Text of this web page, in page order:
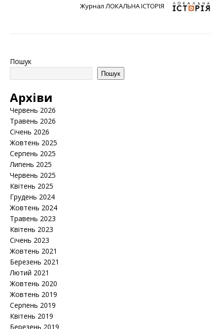
Журнал ЛОКАЛЬНА ІСТОРІЯ
Пошук
Пошук
Архіви
Червень 2026
Травень 2026
Січень 2026
Жовтень 2025
Серпень 2025
Липень 2025
Червень 2025
Квітень 2025
Грудень 2024
Жовтень 2024
Травень 2023
Квітень 2023
Січень 2023
Жовтень 2021
Березень 2021
Лютий 2021
Жовтень 2020
Жовтень 2019
Серпень 2019
Квітень 2019
Березень 2019